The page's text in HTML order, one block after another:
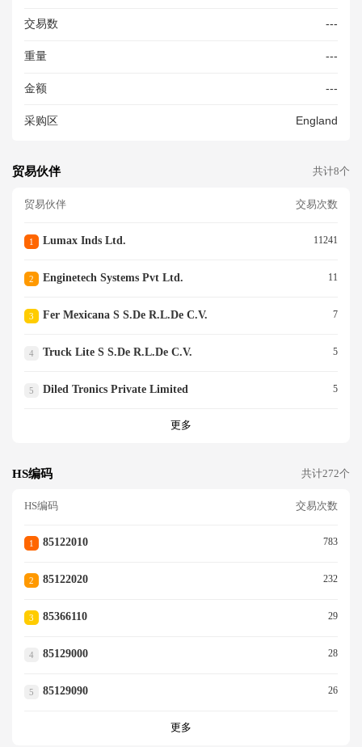
TI-RUST OR ANTI-CORROSI
ULD-RELEASE PREPARATIO
CONTAINING, BY WEIGHT, <
R OIL OBTAINED FROM BITU
EATMENT OF TEXTILE MATE
OR OTHER MATERIALS, AND
BASED CARBON CONTENT
DABLE AT A LEVEL OF AT LE
交易数 ---
重量 ---
金额 ---
采购区 England
贸易伙伴 共计8个
贸易伙伴 交易次数
1 Lumax Inds Ltd. 11241
2 Enginetech Systems Pvt Ltd. 11
3 Fer Mexicana S S.de R.l.de C.v. 7
4 Truck Lite S S.de R.l.de C.v. 5
5 Diled Tronics Private Limited 5
更多
HS编码 共计272个
HS编码 交易次数
1 85122010 783
2 85122020 232
3 85366110 29
4 85129000 28
5 85129090 26
更多